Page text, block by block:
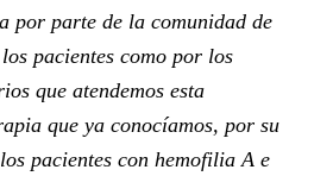
por parte de la comunidad de
pacientes como por los
que atendemos esta
que ya conocíamos, por su
pacientes con hemofilia A e